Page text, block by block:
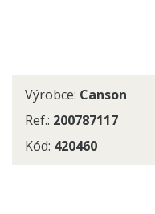
Výrobce: Canson
Ref.: 200787117
Kód: 420460